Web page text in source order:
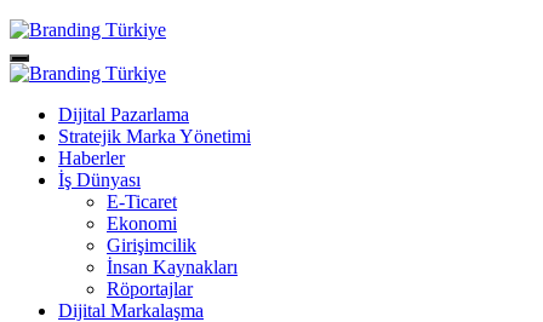
Dijital Pazarlama
Stratejik Marka Yönetimi
Haberler
İş Dünyası
E-Ticaret
Ekonomi
Girişimcilik
İnsan Kaynakları
Röportajlar
Dijital Markalaşma